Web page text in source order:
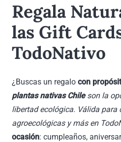
Regala
las Gift
TodoNativo
¿Buscas un regalo con
plantas nativas Chileson la
libertad ecológica. Válida para
agroecológicas y más en
ocasión: cumpleaños,